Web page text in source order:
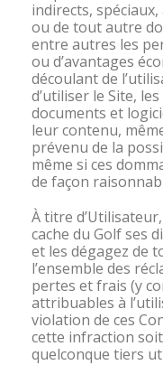
indirects,
ou de tout autre
entre autres les
ou d’avantages
découlant de
d’utiliser le Site,
documents et
leur contenu,
prévenu de la
même si ces
de façon
À titre
cache du Golf ses
et les dégagez de
l’ensemble des
pertes et frais (y
attribuables à
violation de ces
cette infraction soit
quelconque tiers